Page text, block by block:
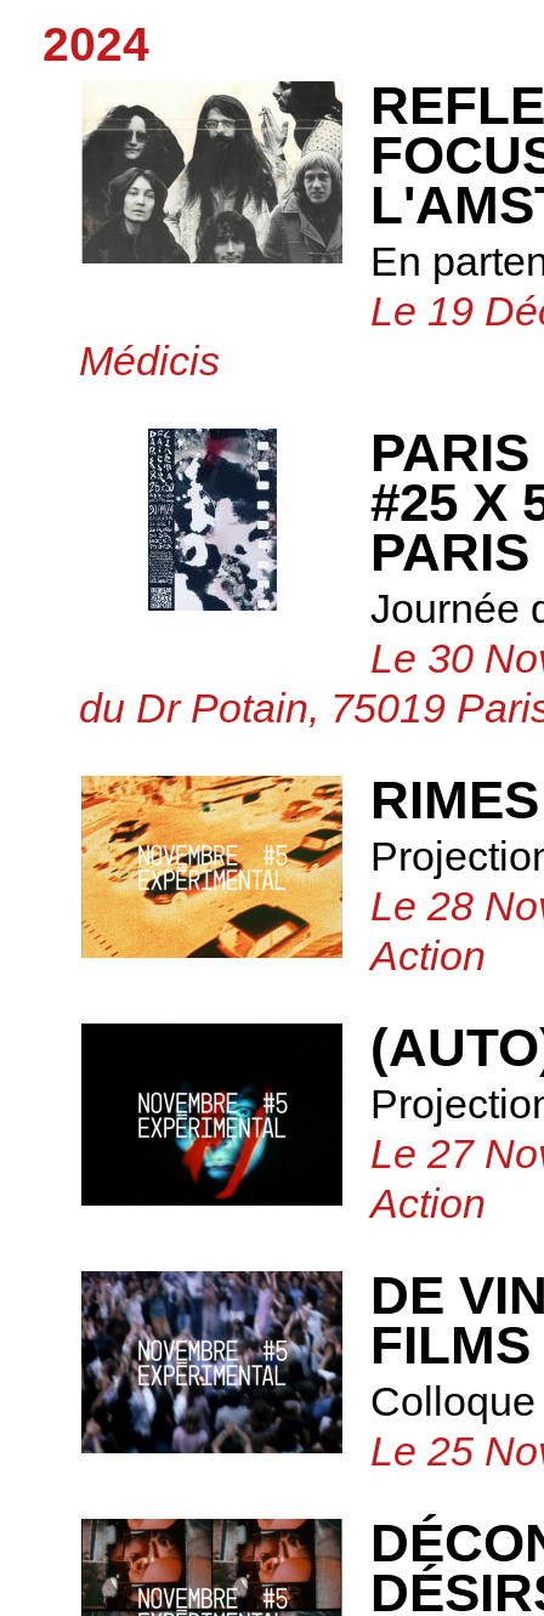
2024
En
Le 19
Médicis
#25 X
Journée
Le 30
du Dr Potain, 75019
Le 28
Action
Le 27
Action
DE
Le 25